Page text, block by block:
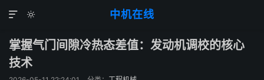
中机在线


掌握气门间隙冷热态差值：发动机调校的核心
技术